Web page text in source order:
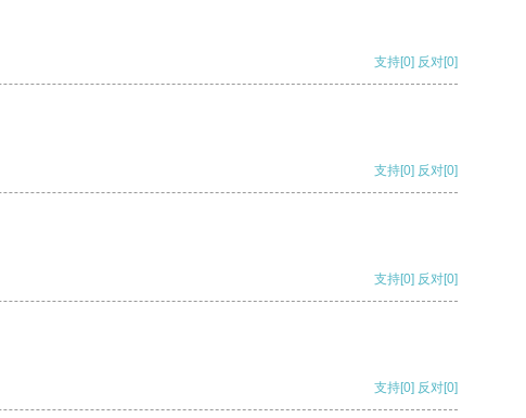
支持[0] 反对[0]
支持[0] 反对[0]
支持[0] 反对[0]
支持[0] 反对[0]